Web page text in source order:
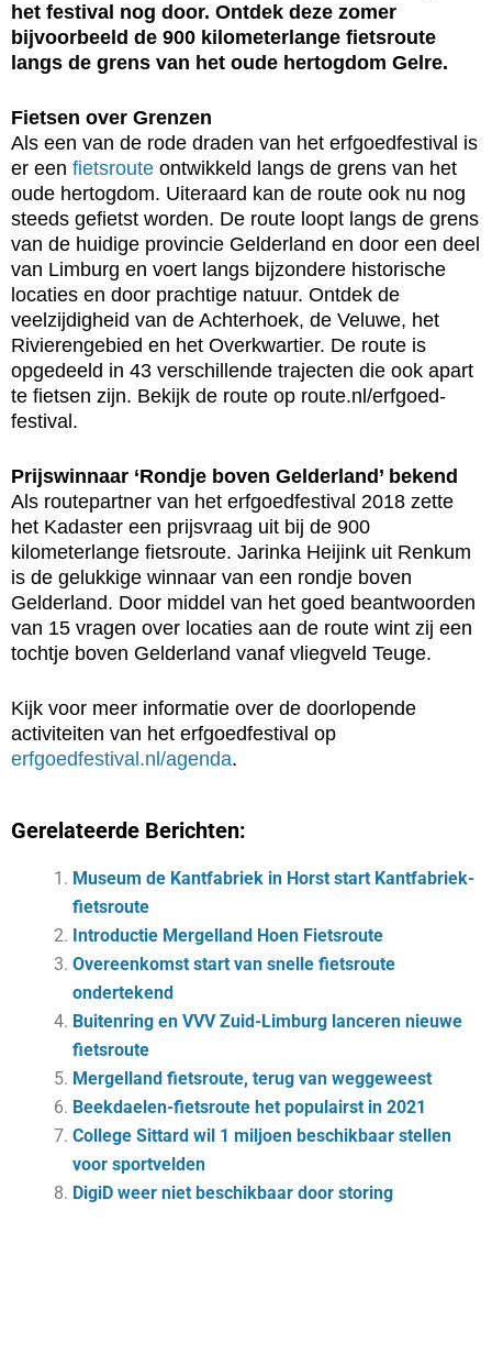
het festival nog door. Ontdek deze zomer
bijvoorbeeld de 900 kilometerlange fietsroute
langs de grens van het oude hertogdom Gelre.
Fietsen over Grenzen
Als een van de rode draden van het erfgoedfestival is
er een fietsroute ontwikkeld langs de grens van het
oude hertogdom. Uiteraard kan de route ook nu nog
steeds gefietst worden. De route loopt langs de grens
van de huidige provincie Gelderland en door een deel
van Limburg en voert langs bijzondere historische
locaties en door prachtige natuur. Ontdek de
veelzijdigheid van de Achterhoek, de Veluwe, het
Rivierengebied en het Overkwartier. De route is
opgedeeld in 43 verschillende trajecten die ook apart
te fietsen zijn. Bekijk de route op route.nl/erfgoed-
festival.
Prijswinnaar ‘Rondje boven Gelderland’ bekend
Als routepartner van het erfgoedfestival 2018 zette
het Kadaster een prijsvraag uit bij de 900
kilometerlange fietsroute. Jarinka Heijink uit Renkum
is de gelukkige winnaar van een rondje boven
Gelderland. Door middel van het goed beantwoorden
van 15 vragen over locaties aan de route wint zij een
tochtje boven Gelderland vanaf vliegveld Teuge.
Kijk voor meer informatie over de doorlopende
activiteiten van het erfgoedfestival op
erfgoedfestival.nl/agenda.
Gerelateerde Berichten:
Museum de Kantfabriek in Horst start Kantfabriek-
fietsroute
Introductie Mergelland Hoen Fietsroute
Overeenkomst start van snelle fietsroute
ondertekend
Buitenring en VVV Zuid-Limburg lanceren nieuwe
fietsroute
Mergelland fietsroute, terug van weggeweest
Beekdaelen-fietsroute het populairst in 2021
College Sittard wil 1 miljoen beschikbaar stellen
voor sportvelden
DigiD weer niet beschikbaar door storing